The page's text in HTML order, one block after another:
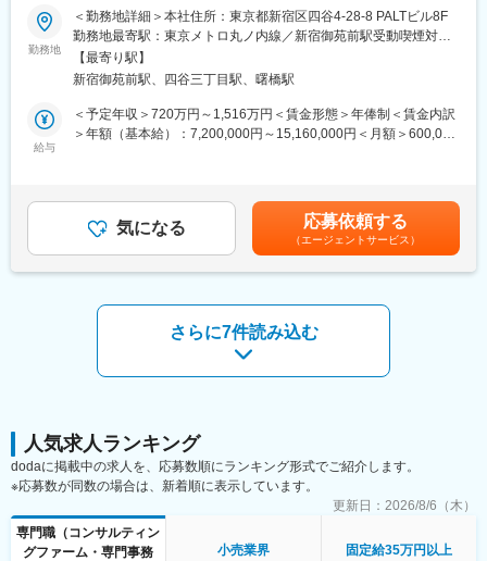
ネックであり、事業成長に直結するプロセス変革が急務です。
そのため今回、事業推進部を母体として、商品開発領域を中心に
社内のオペレーション全体をゼロベースで再構築する人材を募集
することになりました。
現状にとらわれず俯瞰的にプロセスを再設計し、業務改革をリー
ドできる方ですが、現場で手を動かしながら改善提案を積み重ね
今後は、業務効率だけでなく属人性の排除や再現性のある仕組み
化を進めていくことで、組織の強化と成長を目指します。
変更の範囲：会社の定める業務
■業務内容：
当社の人事企画担当として、下記業務をお任せします。
◇経営層・部門責任者とのディスカッションを通じた制度方針の
策定
◇等級・評価・報酬制度の設計、改定、運用ルール整備
◇福利厚生制度の企画・見直し（採用競争力・従業員満足度の向
上）
ート
◇6ヶ月～1年後：制度改定の企画立案～運用実装を主導（等級・
報酬・評価・福利厚生）
◇成長企業フェーズにおける人事制度構築の全プロセス経験
応え
■キャリアパス：
◇将来的にはグループ全体の人事戦略・報酬戦略策定にも携われ
ます
勤務地
＜勤務地詳細＞本社住所：東京都新宿区四谷4-28-8 PALTビル8F
勤務地最寄駅：東京メトロ丸ノ内線／新宿御苑前駅受動喫煙対
策：屋内全面禁煙変更の範囲：会社の定める事業所（リモートワ
ーク含む）
【最寄り駅】
新宿御苑前駅、四谷三丁目駅、曙橋駅
給与
＜予定年収＞720万円～1,516万円＜賃金形態＞年俸制＜賃金内訳
＞年額（基本給）：7,200,000円～15,160,000円＜月額＞600,000
給：年2回■賞与：年棒制のためなし賃金はあくまでも目安の金額
であり、選考を通じて上下する可能性があります。月給(月額)は固
定手当を含めた表記です。
気になる 応募依頼する
（エージェントサービス）
さらに7件読み込む
人気求人ランキング
dodaに掲載中の求人を、応募数順にランキング形式でご紹介します。
※応募数が同数の場合は、新着順に表示しています。
更新日： 2026/8/6（木）
専門職（コンサルティン
グファーム・専門事務
小売業界 固定給35万円以上